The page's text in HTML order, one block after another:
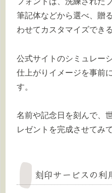
筆記体などから選べ、贈
わせてカスタマイズでき
公式サイトのシミュレー
仕上がりイメージを事前
す。
名前や記念日を刻んで、
レゼントを完成させてみ
刻印サービスの利